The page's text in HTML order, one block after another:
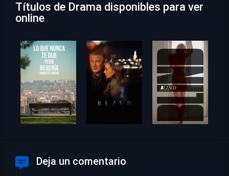
Títulos de Drama disponibles para ver
online
Deja un comentario